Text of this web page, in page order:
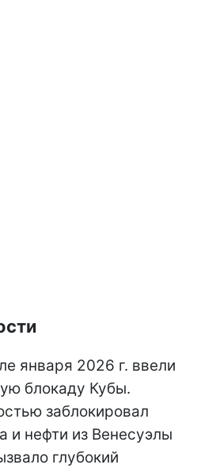
января 2026 г. ввели
блокаду Кубы.
заблокировал
и нефти из Венесуэлы
глубокий